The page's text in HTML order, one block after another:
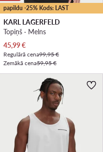
papildu -25% Kods: LAST
KARL LAGERFELD
Topiņš · Melns
Pašreizējā cena
45,99€
Regulārā cena99,95 €
Zemākā cena59,95 €